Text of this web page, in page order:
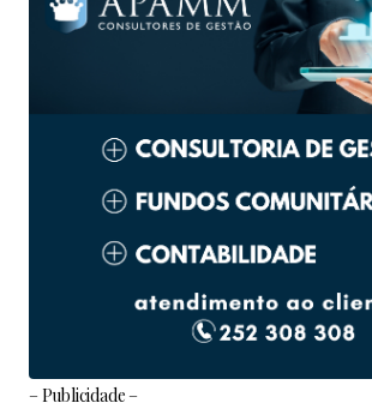
– Publicidade –